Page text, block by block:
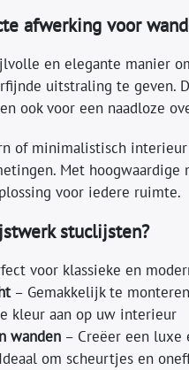
afwerking voor
en elegante manier
uitstraling te geven.
ook voor een naadloze
of minimalistisch
Met
voor iedere ruimte.
stuclijsten?
voor klassieke en
– Gemakkelijk te
kleur aan op uw interieur
wanden– Creëer een luxe
om scheurtjes en